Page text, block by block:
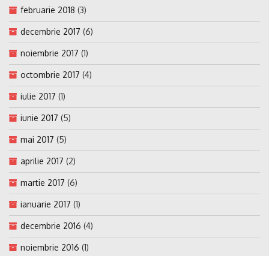
februarie 2018 (3)
decembrie 2017 (6)
noiembrie 2017 (1)
octombrie 2017 (4)
iulie 2017 (1)
iunie 2017 (5)
mai 2017 (5)
aprilie 2017 (2)
martie 2017 (6)
ianuarie 2017 (1)
decembrie 2016 (4)
noiembrie 2016 (1)